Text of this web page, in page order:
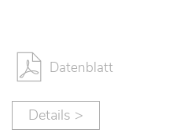
Datenblatt
Details >